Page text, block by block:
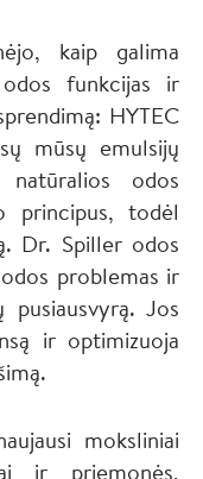
kaip galima
funkcijas ir
HYTEC
mūsų emulsijų
odos
principus, todėl
Dr. Spiller odos
problemas ir
Jos
ir optimizuoja
moksliniai
ir priemonės,